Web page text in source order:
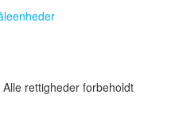
rettigheder forbeholdt